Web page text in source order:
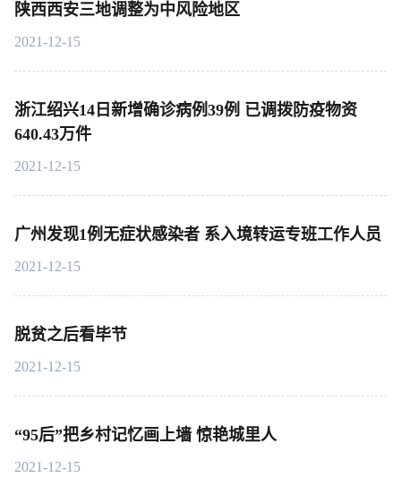
陕西西安三地调整为中风险地区
2021-12-15
浙江绍兴14日新增确诊病例39例 已调拨防疫物资
640.43万件
2021-12-15
广州发现1例无症状感染者 系入境转运专班工作人员
2021-12-15
脱贫之后看毕节
2021-12-15
“95后”把乡村记忆画上墙 惊艳城里人
2021-12-15